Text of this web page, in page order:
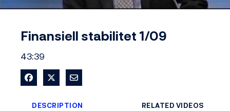
Finansiell stabilitet 1/09
43:39
Share on Facebook
Share on XShare via Email
DESCRIPTION RELATED VIDEOS